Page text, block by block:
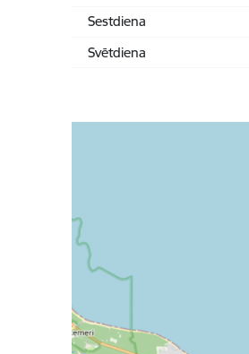
Sestdiena
Svētdiena